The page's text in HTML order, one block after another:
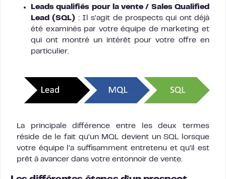
Leads qualifiés pour la vente / Sales Qualified
Lead (SQL) : Il s’agit de prospects qui ont déjà
été examinés par votre équipe de marketing et
qui ont montré un intérêt pour votre offre en
particulier.
La principale différence entre les deux termes
réside de le fait qu’un MQL devient un SQL lorsque
votre équipe l’a suffisamment entretenu et qu’il est
prêt à avancer dans votre entonnoir de vente.